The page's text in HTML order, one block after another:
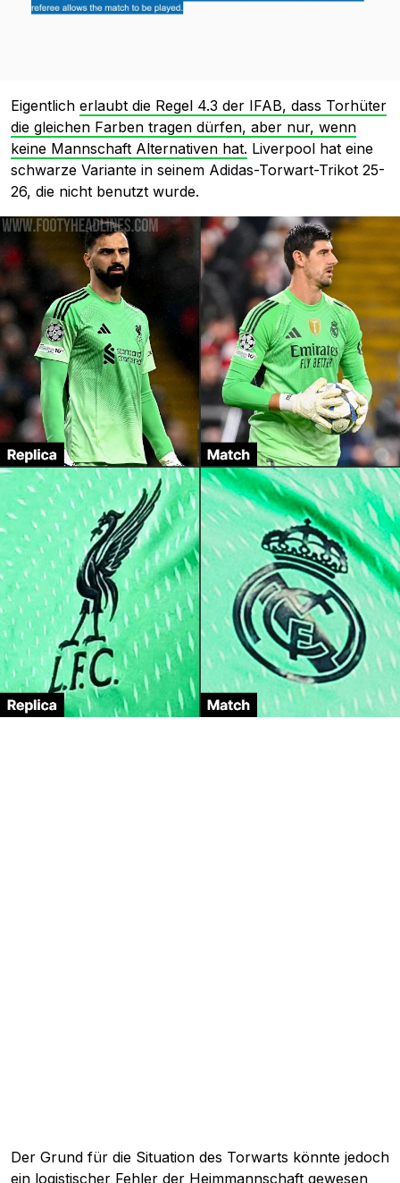
Eigentlich erlaubt die Regel 4.3 der IFAB, dass Torhüter
die gleichen Farben tragen dürfen, aber nur, wenn
keine Mannschaft Alternativen hat. Liverpool hat eine
schwarze Variante in seinem Adidas-Torwart-Trikot 25-
26, die nicht benutzt wurde.
Der Grund für die Situation des Torwarts könnte jedoch
ein logistischer Fehler der Heimmannschaft gewesen